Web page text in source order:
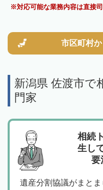
対応可能な業務内容は直接
市区町村か
新潟県 佐渡市で
門家
相続
生し
要
遺産分割協議がまと